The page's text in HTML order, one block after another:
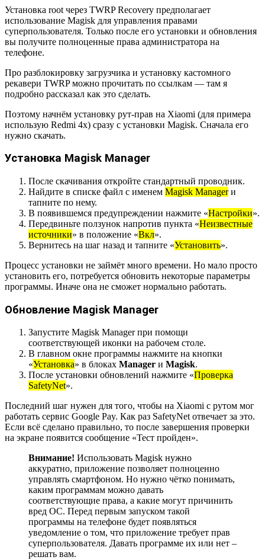
Установка root через TWRP Recovery предполагает
использование Magisk для управления правами
суперпользователя. Только после его установки и обновления
вы получите полноценные права администратора на
телефоне.
Про разблокировку загрузчика и установку кастомного
рекавери TWRP можно прочитать по ссылкам — там я
подробно рассказал как это сделать.
Поэтому начнём установку рут-прав на Xiaomi (для примера
использую Redmi 4x) сразу с установки Magisk. Сначала его
нужно скачать.
Установка Magisk Manager
После скачивания откройте стандартный проводник.
Найдите в списке файл с именем Magisk Managerи
тапните по нему.
В появившемся предупреждении нажмите «Настройки».
Передвиньте ползунок напротив пункта «Неизвестные
источники» в положение «Вкл».
Вернитесь на шаг назад и тапните «Установить».
Процесс установки не займёт много времени. Но мало просто
установить его, потребуется обновить некоторые параметры
программы. Иначе она не сможет нормально работать.
Обновление Magisk Manager
Запустите Magisk Manager при помощи
соответствующей иконки на рабочем столе.
В главном окне программы нажмите на кнопки
«Установка» в блоках Manager и Magisk.
После установки обновлений нажмите «Проверка
SafetyNet».
Последний шаг нужен для того, чтобы на Xiaomi с рутом мог
работать сервис Google Pay. Как раз SafetyNet отвечает за это.
Если всё сделано правильно, то после завершения проверки
на экране появится сообщение «Тест пройден».
Внимание! Использовать Magisk нужно
аккуратно, приложение позволяет полноценно
управлять смартфоном. Но нужно чётко понимать,
каким программам можно давать
соответствующие права, а какие могут причинить
вред ОС. Перед первым запуском такой
программы на телефоне будет появляться
уведомление о том, что приложение требует прав
суперпользователя. Давать программе их или нет –
решать вам.